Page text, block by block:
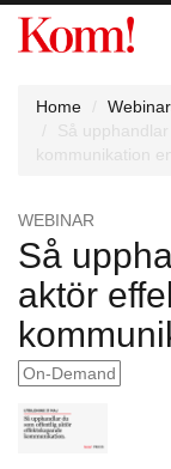
Home
Så
kommunikation
WEBINAR
Så
aktör
On-Demand